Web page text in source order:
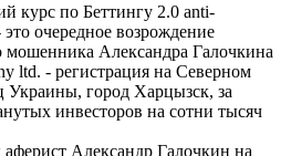
курс по Беттингу 2.0 anti-
очередное возрождение
мошенника Александра Галочкина
ltd. - регистрация на Северном
Украины, город Харцызск, за
инвесторов на сотни тысяч
Александр Галочкин на